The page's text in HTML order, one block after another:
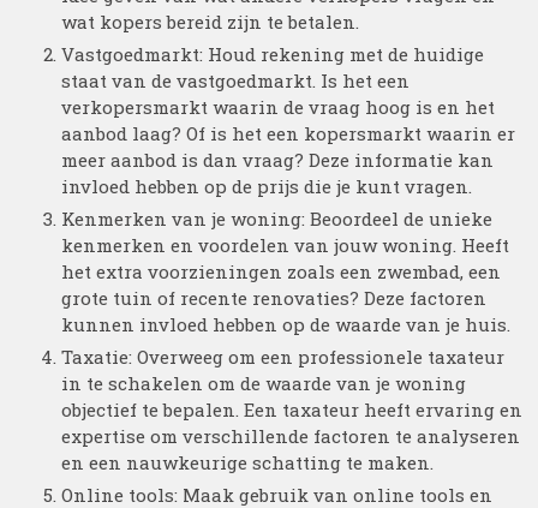
wat kopers bereid zijn te betalen.
Vastgoedmarkt: Houd rekening met de huidige
staat van de vastgoedmarkt. Is het een
verkopersmarkt waarin de vraag hoog is en het
aanbod laag? Of is het een kopersmarkt waarin er
meer aanbod is dan vraag? Deze informatie kan
invloed hebben op de prijs die je kunt vragen.
Kenmerken van je woning: Beoordeel de unieke
kenmerken en voordelen van jouw woning. Heeft
het extra voorzieningen zoals een zwembad, een
grote tuin of recente renovaties? Deze factoren
kunnen invloed hebben op de waarde van je huis.
Taxatie: Overweeg om een professionele taxateur
in te schakelen om de waarde van je woning
objectief te bepalen. Een taxateur heeft ervaring en
expertise om verschillende factoren te analyseren
en een nauwkeurige schatting te maken.
Online tools: Maak gebruik van online tools en